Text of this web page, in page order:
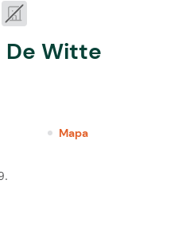
De Witte
Mapa